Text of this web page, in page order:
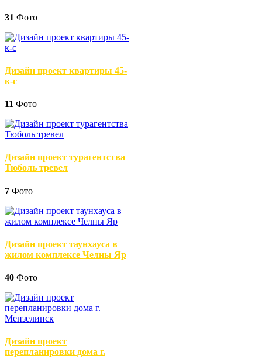
31 Фото
Дизайн проект квартиры 45-
к-с
11 Фото
Дизайн проект турагентства
Тюболь тревел
7 Фото
Дизайн проект таунхауса в
жилом комплексе Челны Яр
40 Фото
Дизайн проект
перепланировки дома г.